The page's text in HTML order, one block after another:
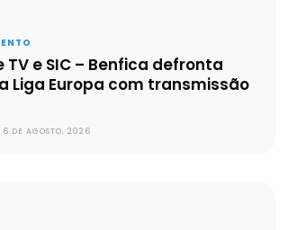
TV e SIC – Benfica defronta
Liga Europa com transmissão
6 DE AGOSTO, 2026